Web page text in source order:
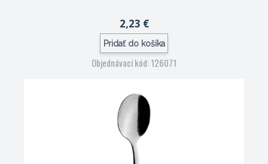
2,23 €
Pridať do košíka
Objednávací kód: 126071